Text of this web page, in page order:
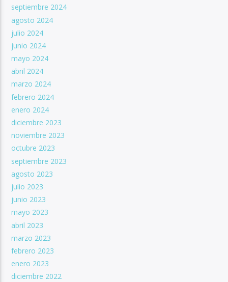
septiembre 2024
agosto 2024
julio 2024
junio 2024
mayo 2024
abril 2024
marzo 2024
febrero 2024
enero 2024
diciembre 2023
noviembre 2023
octubre 2023
septiembre 2023
agosto 2023
julio 2023
junio 2023
mayo 2023
abril 2023
marzo 2023
febrero 2023
enero 2023
diciembre 2022